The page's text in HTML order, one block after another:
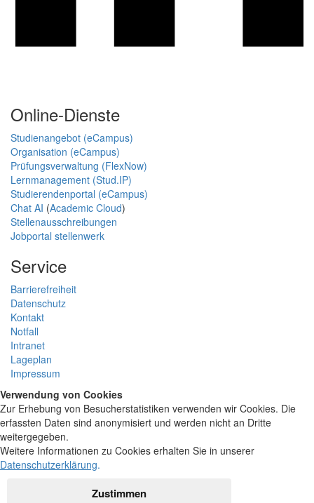
Online-Dienste
Studienangebot (eCampus)
Organisation (eCampus)
Prüfungsverwaltung (FlexNow)
Lernmanagement (Stud.IP)
Studierendenportal (eCampus)
Chat AI (Academic Cloud)
Stellenausschreibungen
Jobportal stellenwerk
Service
Barrierefreiheit
Datenschutz
Kontakt
Notfall
Intranet
Lageplan
Impressum
Verwendung von Cookies
Zur Erhebung von Besucherstatistiken verwenden wir Cookies. Die
erfassten Daten sind anonymisiert und werden nicht an Dritte
weitergegeben.
Weitere Informationen zu Cookies erhalten Sie in unserer
Datenschutzerklärung.
Zustimmen